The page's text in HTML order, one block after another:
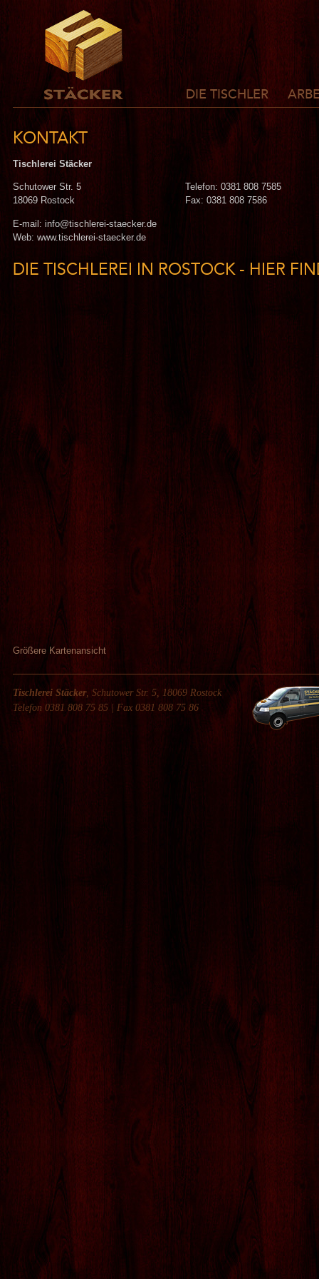
DIE TISCHLER
KONTAKT
Tischlerei Stäcker
Schutower Str. 5
18069 Rostock
Telefon: 0381 808 7585
Fax: 0381 808 7586
E-mail: info@tischlerei-staecker.de
Web: www.tischlerei-staecker.de
DIE TISCHLEREI IN ROSTOCK - HIER
Größere Kartenansicht
Tischlerei Stäcker, Schutower Str. 5, 18069 Rostock
Telefon 0381 808 75 85 | Fax 0381 808 75 86